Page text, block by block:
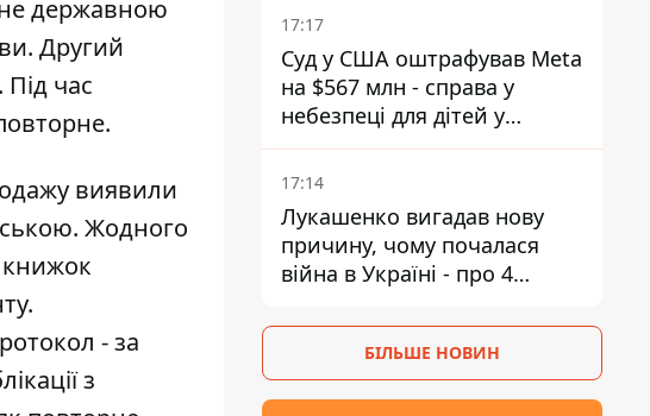
не державною
Другий
час
виявили
Жодного
- за
з
17:17
Суд у США оштрафував Meta
на $567 млн - справа у
небезпеці для дітей у
соцмережах
17:14
Лукашенко вигадав нову
причину, чому почалася
війна в Україні - про 4
БІЛЬШЕ НОВИН